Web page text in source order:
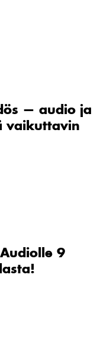
— audio ja
vaikuttavin
9